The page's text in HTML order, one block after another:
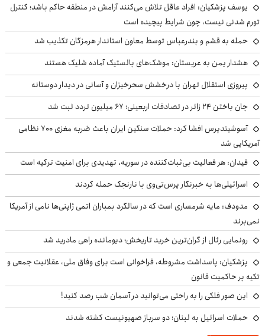
یوسف پزشکیان: افراد عاقل تلاش می‌کنند آرامش در منطقه حاکم باشد؛ کنترل
تورم شدنی نیست، چون شرایط پیچیده است
حمله به قشم و بندرعباس توسط معاون استاندار هرمزگان تکذیب شد
هشدار یمن به عربستان: موشک‌های بالستیک آماده شلیک هستند
پیروزی استقلال تهران با درخشش سحرخیزان و آسانی در دیدار دوستانه
جان باختن ۲۴ زائر در تصادفات اربعینی؛ ۶۷ میلیون تردد ثبت شد
آسوشیتدپرس افشا کرد: حملات سنگین ایران باعث ضربه مغزی ۷۰۰ نظامی
آمریکایی شد
فیدان: هر فعالیت بی‌ثبات‌کننده در سوریه، تهدیدی برای امنیت ترکیه است
اسرائیلی‌ها به خبرنگار پرس‌تی‌وی با نارنجک حمله کردند
مدودف: مایه شرمساری است که در سالگرد بمباران اتمی ژاپنی‌ها نامی از آمریکا
نمی‌برند
رونمایی رئال از گران‌ترین خرید تاریخش؛ دیومانده راهی مادرید شد
پزشکیان: پاسداشت مشروطه، فراخوانی است برای وفاق ملی، عقلانیت جمعی و
تکیه بر حاکمیت قانون
این صور فلکی را به راحتی می‌توانید در آسمان شب رصد کنید!
حملات اسرائیل به لبنان؛ دو سرباز صهیونیست کشته شدند